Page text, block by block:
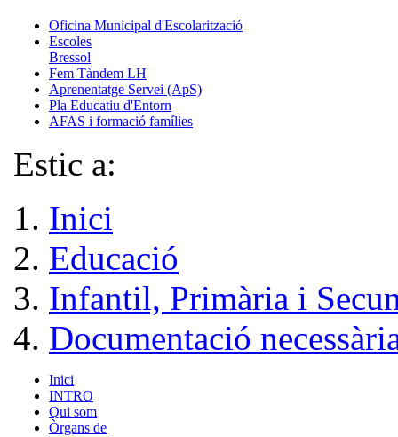
Oficina Municipal d'Escolarització
Escoles
Bressol
Fem Tàndem LH
Aprenentatge Servei (ApS)
Pla Educatiu d'Entorn
AFAS i formació famílies
Estic a:
Inici
Educació
Infantil, Primària i
Documentació
Inici
INTRO
Qui som
Òrgans de